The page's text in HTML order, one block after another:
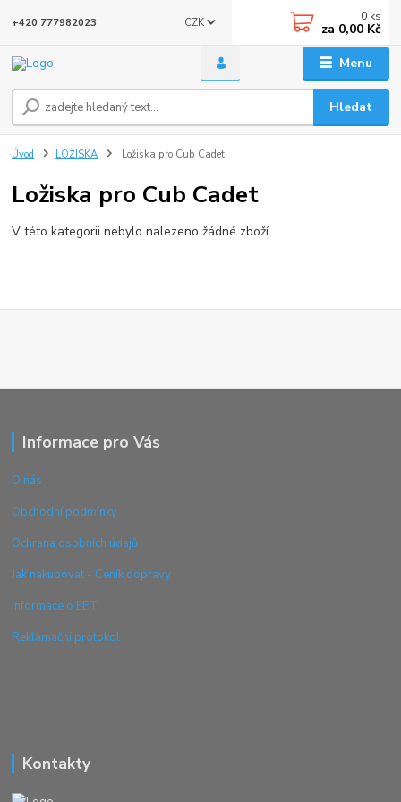
Menu
CZK
Hledat
+420 777982023 0 ks
za 0,00 Kč
Úvod LOŽISKA Ložiska pro Cub Cadet
Ložiska pro Cub Cadet
V této kategorii nebylo nalezeno žádné zboží.
Informace pro Vás
O nás
Obchodní podmínky
Ochrana osobních údajů
Jak nakupovat - Ceník dopravy
Informace o EET
Reklamační protokol
Kontakty